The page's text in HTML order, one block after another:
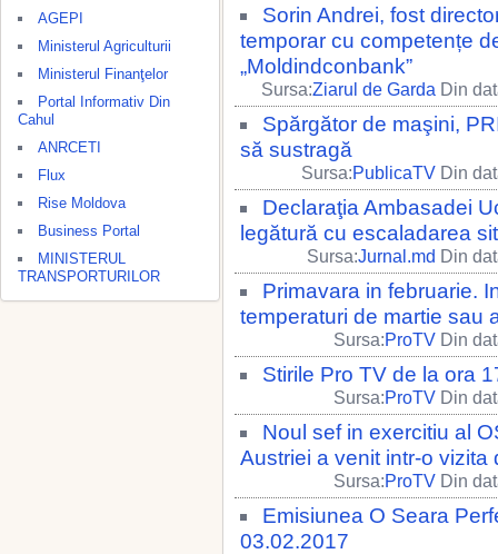
AGEPI
Ministerul Agriculturii
Ministerul Finanţelor
Portal Informativ Din
Cahul
ANRCETI
Flux
Rise Moldova
Business Portal
MINISTERUL
TRANSPORTURILOR
Sorin Andrei, fost
temporar cu competențe
„Moldindconbank”
Sursa:Ziarul de Garda Din
Spărgător de maşini,
să sustragă
Sursa:PublicaTV Din
Declaraţia Ambasadei
legătură cu escaladarea
Sursa:Jurnal.md Din
Primavara in februarie.
temperaturi de martie sau
Sursa:ProTV Din
Stirile Pro TV de la ora
Sursa:ProTV Din
Noul sef in exercitiu al
Austriei a venit intr-o
Sursa:ProTV Din
Emisiunea O Seara
03.02.2017